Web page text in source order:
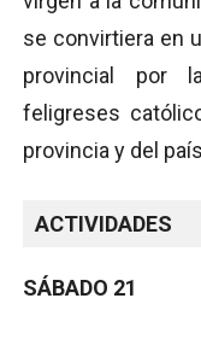
se convirtiera en
provincial por
feligreses
provincia y del
ACTIVIDADES
SÁBADO 21